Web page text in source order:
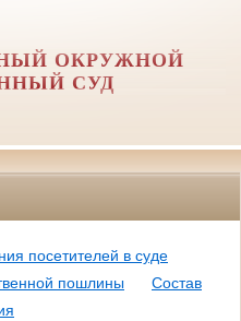
ОКРУЖНОЙ
СУД
посетителей в суде
пошлины
Состав